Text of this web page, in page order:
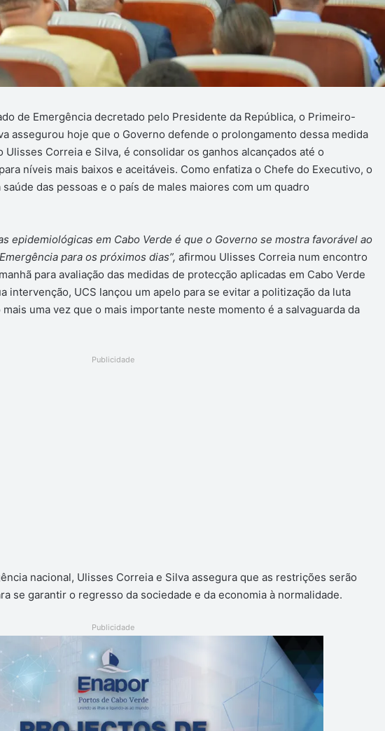
de Emergência decretado pelo Presidente da República, o Primeiro-
assegurou hoje que o Governo defende o prolongamento dessa medida
Ulisses Correia e Silva, é consolidar os ganhos alcançados até o
níveis mais baixos e aceitáveis. Como enfatiza o Chefe do Executivo, o
das pessoas e o país de males maiores com um quadro
epidemiológicas em Cabo Verde é que o Governo se mostra favorável ao
para os próximos dias”, afirmou Ulisses Correia num encontro
para avaliação das medidas de protecção aplicadas em Cabo Verde
intervenção, UCS lançou um apelo para se evitar a politização da luta
uma vez que o mais importante neste momento é a salvaguarda da
Publicidade
nacional, Ulisses Correia e Silva assegura que as restrições serão
se garantir o regresso da sociedade e da economia à normalidade.
Publicidade